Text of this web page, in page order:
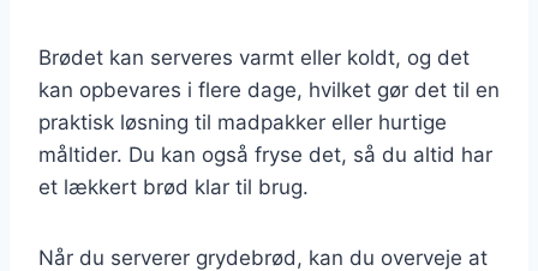
Brødet kan serveres varmt eller koldt, og det
kan opbevares i flere dage, hvilket gør det til en
praktisk løsning til madpakker eller hurtige
måltider. Du kan også fryse det, så du altid har
et lækkert brød klar til brug.
Når du serverer grydebrød, kan du overveje at